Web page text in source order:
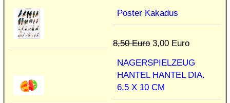
Poster Kakadus
8,50 Euro 3,00 Euro
NAGERSPIELZEUG
HANTEL HANTEL DIA.
6,5 X 10 CM